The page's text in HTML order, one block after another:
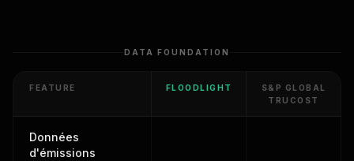
DATA FOUNDATION
FEATURE FLOODLIGHT
S&P GLOBAL
TRUCOST
Données
d'émissions